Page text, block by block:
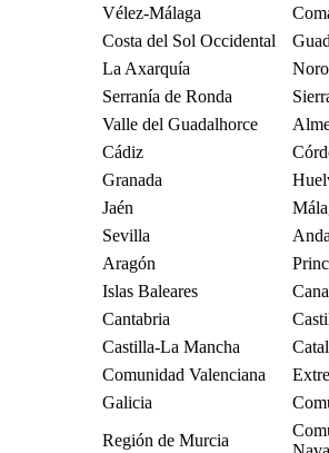
Vélez-Málaga
Costa del Sol Occidental
La Axarquía
Serranía de Ronda
Valle del Guadalhorce
Cádiz
Granada
Jaén
Sevilla
Aragón
Islas Baleares
Cantabria
Castilla-La Mancha
Comunidad Valenciana
Galicia
Región de Murcia